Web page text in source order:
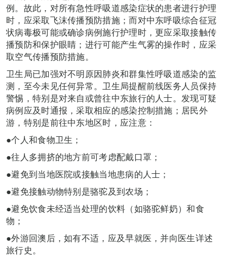
例。故此，对所有急性呼吸道感染症状的患者进行护理
时，应采取飞沫传播预防措施；而对中东呼吸综合征冠
状病毒极可能或确诊病例施行护理时，更应采取接触传
播预防和保护眼睛；进行可能产生气雾的操作时，应采
取空气传播预防措施。
卫生局已加强对不明原因肺炎和群集性呼吸道感染的监
测，至今未见任何异常。卫生局提醒前线医务人员保持
警惕，特别是对来自或曾往中东旅行的人士。发现可疑
病例应及时通报，采取相应的感染控制措施；居民外
游，特别是前往中东地区时，应注意：
●个人和食物卫生；
●往人多拥挤的地方前可考虑配戴口罩；
●避免到当地医院或接触当地患病的人士；
●避免接触动物特别是骆驼及到农场；
●避免饮食未经适当处理的饮料（如骆驼鲜奶）和食
物；
●外游回澳后，如有不适，应及早就医，并向医生详述
旅行史。